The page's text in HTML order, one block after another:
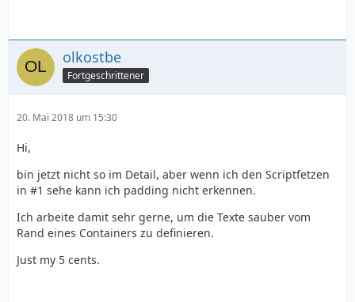
olkostbe
Fortgeschrittener
20. Mai 2018 um 15:30
Hi,
bin jetzt nicht so im Detail, aber wenn ich den Scriptfetzen
in #1 sehe kann ich padding nicht erkennen.
Ich arbeite damit sehr gerne, um die Texte sauber vom
Rand eines Containers zu definieren.
Just my 5 cents.